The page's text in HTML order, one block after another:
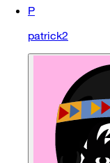
P
patrick2